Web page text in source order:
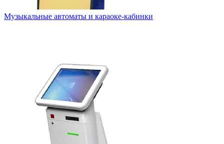
Музыкальные автоматы и караоке-кабинки